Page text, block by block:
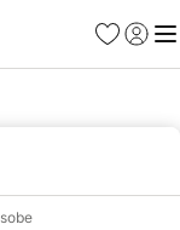
FavoritiPrijavi